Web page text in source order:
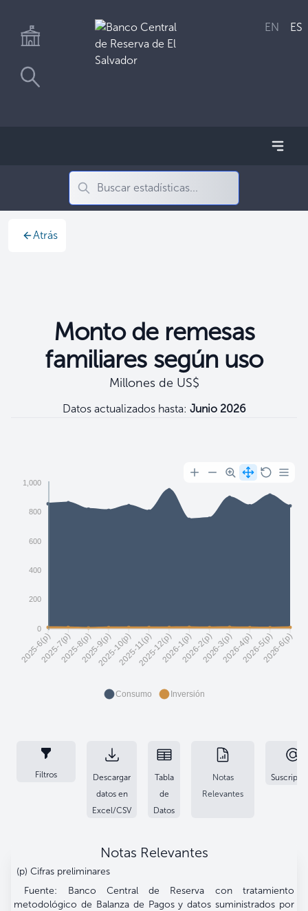
EN ES
Atrás
Monto de remesas
familiares según uso
Millones de US$
Datos actualizados hasta: Junio 2026
2025-6(p)2025-7(p)2025-8(p)2025-9(p)2025-10(p)2025-11(p)2025-12(p)2026-1(p)2026-2(p)2026-3(p)2026-4(p)2026-5(p)2026-6(p)
1,000
800
600
400
200
0
Consumo Inversión
Filtros
Descargar
datos en
Excel/CSV
Tabla
de
Datos
Notas
Relevantes
Notas Relevantes
(p) Cifras preliminares
Fuente: Banco Central de Reserva con tratamiento
metodológico de Balanza de Pagos y datos suministrados por